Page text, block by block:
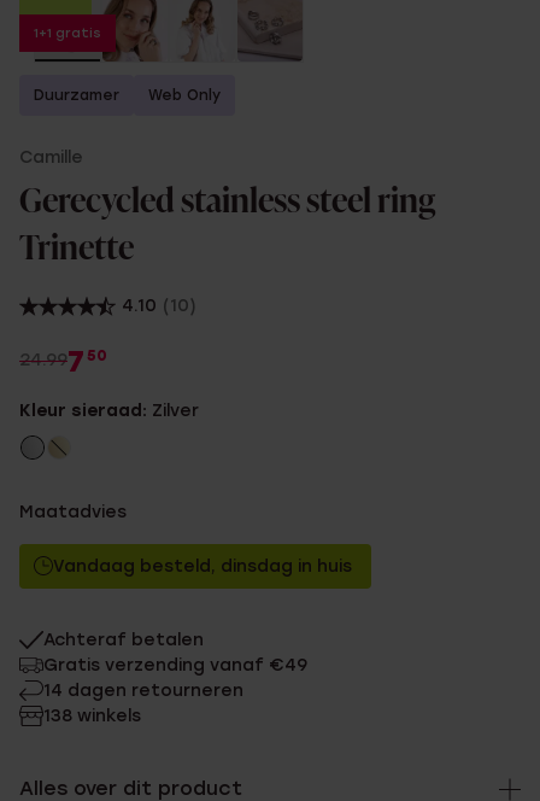
1+1 gratis
Duurzamer Web Only
Camille
Gerecycled stainless steel ring
Trinette
4.10 (10)
24.997 50
Kleur sieraad: Zilver
Maatadvies
Vandaag besteld, dinsdag in huis
Achteraf betalen
Gratis verzending vanaf €49
14 dagen retourneren
138 winkels
Alles over dit product